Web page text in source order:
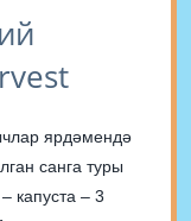
санга туры